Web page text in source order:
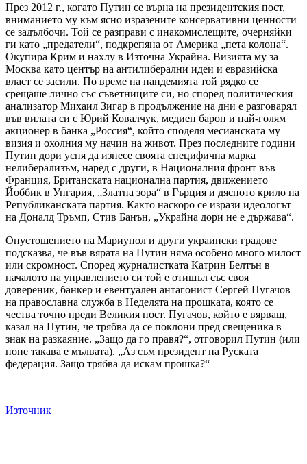
През 2012 г., когато Путин се върна на президентския пост,
вниманието му към ясно изразените консервативни ценности
се задълбочи. Той се разправи с инакомислещите, очерняйки
ги като „предатели“, подкрепяна от Америка „пета колона“.
Окупира Крим и нахлу в Източна Украйна. Визията му за
Москва като център на антилиберални идеи и евразийска
власт се засили. По време на пандемията той рядко се
срещаше лично със съветниците си, но според политическия
анализатор Михаил Зигар в продължение на дни е разговарял
във вилата си с Юрий Ковалчук, медиен барон и най-голям
акционер в банка „Россия“, който споделя месианската му
визия и охолния му начин на живот. През последните години
Путин дори успя да изнесе своята специфична марка
нелиберализъм, наред с други, в Националния фронт във
Франция, Британската национална партия, движението
Йоббик в Унгария, „Златна зора“ в Гърция и дясното крило на
Републиканската партия. Както наскоро се изрази идеологът
на Доналд Тръмп, Стив Банън, „Украйна дори не е държава“.
Опустошението на Мариупол и други украински градове
подсказва, че във вярата на Путин няма особено много милост
или скромност. Според журналистката Катрин Белтън в
началото на управлението си той е отишъл със своя
довереник, банкер и евентуален антагонист Сергей Пугачов
на православна служба в Неделята на прошката, която се
чества точно преди Великия пост. Пугачов, който е вярващ,
казал на Путин, че трябва да се поклони пред свещеника в
знак на разкаяние. „Защо да го правя?“, отговорил Путин (или
поне такава е мълвата). „Аз съм президент на Руската
федерация. Защо трябва да искам прошка?“
Източник